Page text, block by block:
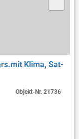
Klima, Sat-
Objekt-Nr.21736